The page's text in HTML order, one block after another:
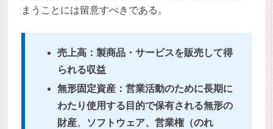
まうことには留意すべきである。
売上高：製商品・サービスを販売して得
られる収益
無形固定資産 ：営業活動のために長期に
わたり使用する目的で保有される無形の
財産。 ソフトウェア、営業権（のれ